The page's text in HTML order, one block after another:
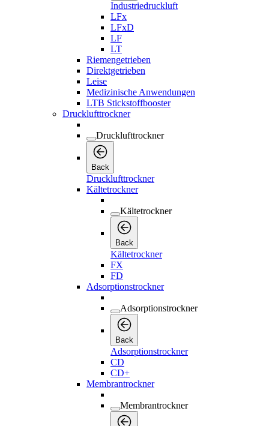
Industriedruckluft
LFx
LFxD
LF
LT
Riemengetrieben
Direktgetrieben
Leise
Medizinische Anwendungen
LTB Stickstoffbooster
Drucklufttrockner
Drucklufttrockner
Back
Drucklufttrockner
Kältetrockner
Kältetrockner
Back
Kältetrockner
FX
FD
Adsorptionstrockner
Adsorptionstrockner
Back
Adsorptionstrockner
CD
CD+
Membrantrockner
Membrantrockner